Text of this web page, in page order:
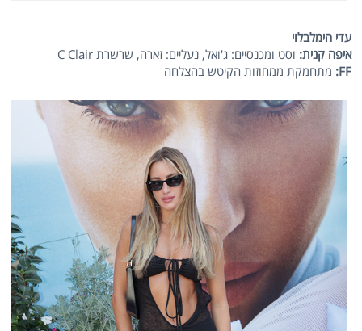
עדי הימלבלוי
איפה קנית: וסט ומכנסיים: ג'ואל, נעליים: זארה, שרשרת C Clair
FF
: מתחמקת ממחוזות הקיטש בהצלחה